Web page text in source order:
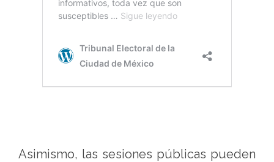
Asimismo, las sesiones públicas pueden